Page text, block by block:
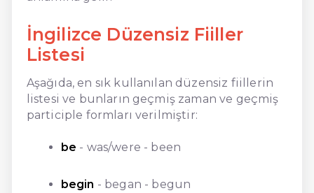
İngilizce Düzensiz Fiiller
Listesi
Aşağıda, en sık kullanılan düzensiz fiillerin
listesi ve bunların geçmiş zaman ve geçmiş
participle formları verilmiştir:
be - was/were - been
begin - began - begun